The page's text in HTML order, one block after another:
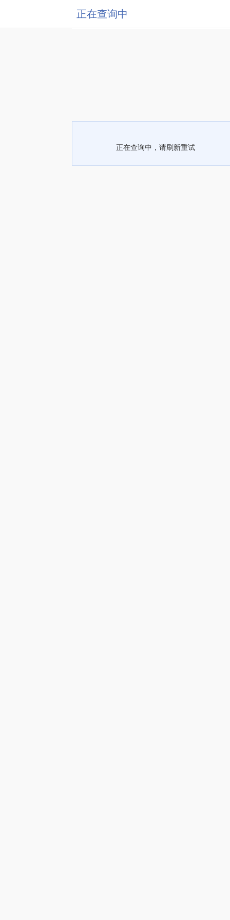
正在查询中
正在查询中，请刷新重试